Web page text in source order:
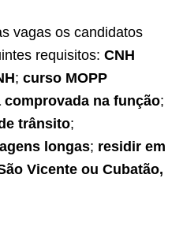
vagas os candidatos
requisitos: CNH
; curso MOPP
comprovada na função;
trânsito;
longas; residir em
Vicente ou Cubatão,